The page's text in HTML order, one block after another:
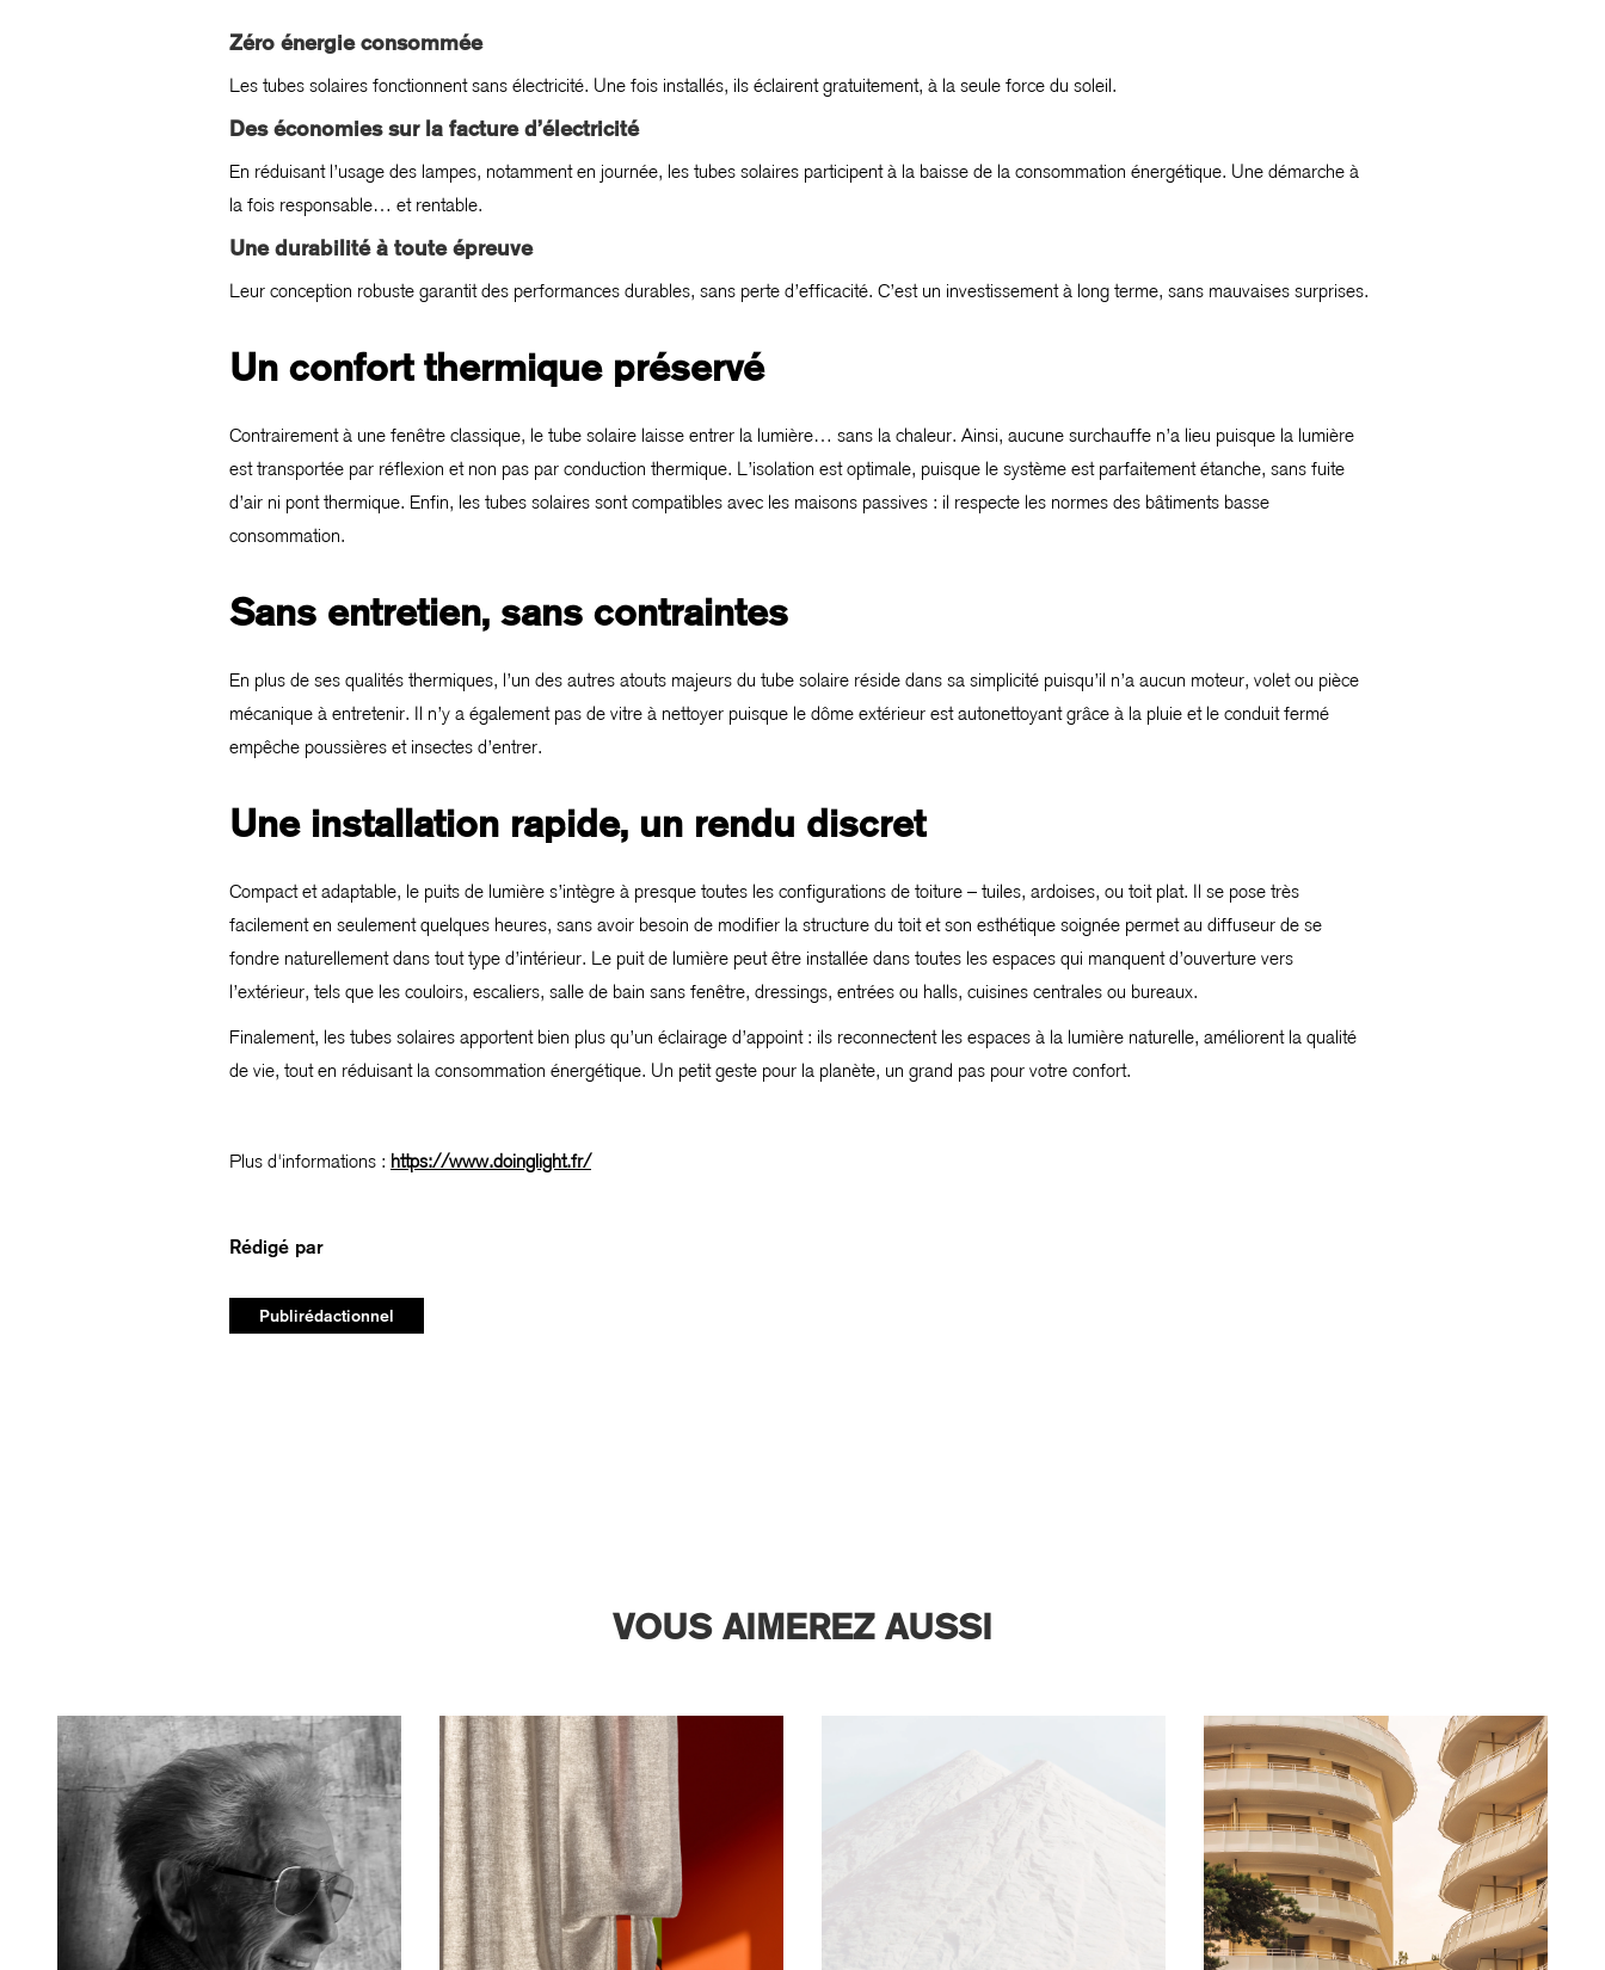
Zéro énergie consommée
Les tubes solaires fonctionnent sans électricité. Une fois installés, ils éclairent gratuitement, à la seule force du soleil.
Des économies sur la facture d’électricité
En réduisant l’usage des lampes, notamment en journée, les tubes solaires participent à la baisse de la consommation énergétique. Une démarche à
la fois responsable… et rentable.
Une durabilité à toute épreuve
Leur conception robuste garantit des performances durables, sans perte d’efficacité. C’est un investissement à long terme, sans mauvaises surprises.
Un confort thermique préservé
Contrairement à une fenêtre classique, le tube solaire laisse entrer la lumière… sans la chaleur. Ainsi, aucune surchauffe n’a lieu puisque la lumière
est transportée par réflexion et non pas par conduction thermique. L’isolation est optimale, puisque le système est parfaitement étanche, sans fuite
d’air ni pont thermique. Enfin, les tubes solaires sont compatibles avec les maisons passives : il respecte les normes des bâtiments basse
consommation.
Sans entretien, sans contraintes
En plus de ses qualités thermiques, l’un des autres atouts majeurs du tube solaire réside dans sa simplicité puisqu’il n’a aucun moteur, volet ou pièce
mécanique à entretenir. Il n’y a également pas de vitre à nettoyer puisque le dôme extérieur est autonettoyant grâce à la pluie et le conduit fermé
empêche poussières et insectes d’entrer.
Une installation rapide, un rendu discret
Compact et adaptable, le puits de lumière s’intègre à presque toutes les configurations de toiture – tuiles, ardoises, ou toit plat. Il se pose très
facilement en seulement quelques heures, sans avoir besoin de modifier la structure du toit et son esthétique soignée permet au diffuseur de se
fondre naturellement dans tout type d’intérieur. Le puit de lumière peut être installée dans toutes les espaces qui manquent d’ouverture vers
l’extérieur, tels que les couloirs, escaliers, salle de bain sans fenêtre, dressings, entrées ou halls, cuisines centrales ou bureaux.
Finalement, les tubes solaires apportent bien plus qu’un éclairage d’appoint : ils reconnectent les espaces à la lumière naturelle, améliorent la qualité
de vie, tout en réduisant la consommation énergétique. Un petit geste pour la planète, un grand pas pour votre confort.
Plus d'informations : https://www.doinglight.fr/
Rédigé par
Publirédactionnel
VOUS AIMEREZ AUSSI